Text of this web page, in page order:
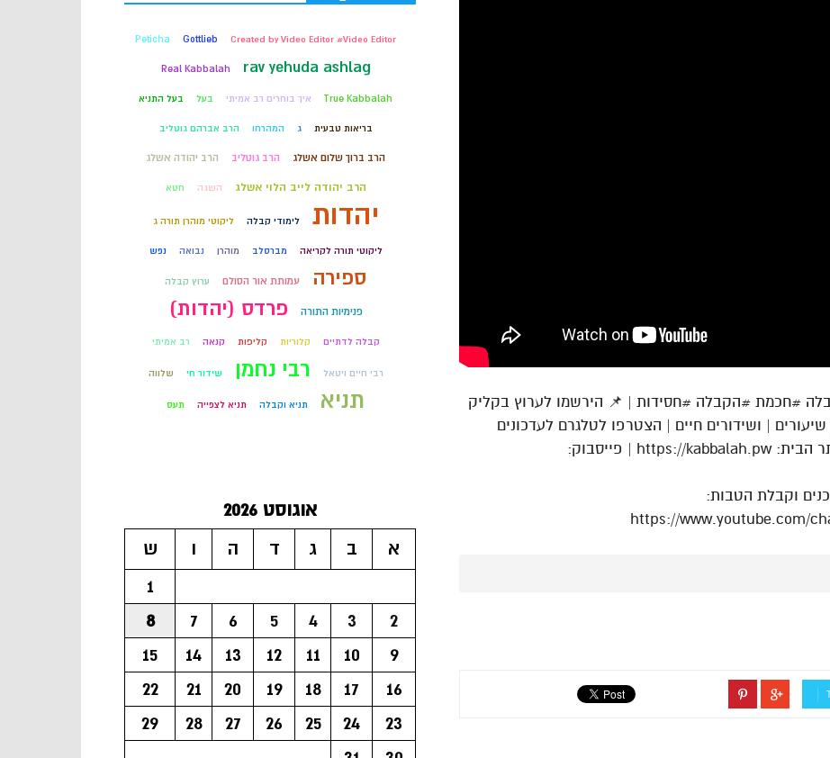
#חכמת #הקבלה #חסידות | 📌 הירשמו לערוץ בקליק
| ושידורים חיים | הצטרפו לטלגרם לעדכונים
נבחרים ותוכן יחודי: http://telkb.net | אתר הבית: https://kabbalah.pw | פייסבוק:
וקבלת הטבות:
https://www.youtube.com/
Created by Video Editor #Video Editor
Gottlieb
Peticha
rav yehuda ashlag
Real Kabbalah
True Kabbalah איך בוחרים רב אמיתי בעל בעל התניא
בריאות טבעית ג המהרחו הרב אברהם גוטליב
הרב ברוך שלום אשלג הרב גוטליב הרב יהודה אשלג
הרב יהודה לייב הלוי אשלג השגה חטא
יהדות לימודי קבלה ליקוטי מוהרן תורה ג
ליקוטי תורה לקריאה מברסלב מוהרן נבואה נפש
ספירה עמותת אור הסולם ערוץ קבלה
פנימיות התורה פרדס (יהדות)
קבלה לדתיים קלוריות קליפות קנאה רב אמיתי
רבי חיים ויטאל רבי נחמן שידור חי שלווה
תניא תניא וקבלה תניא לצפייה תעס
אוגוסט 2026
א
ב ג ד ה ו
ש
1
2
3
4
5
6
7
8
9
10
11
12
13
14
15
16
17
18
19
20
21
22
23
24
25
26
27
28
29